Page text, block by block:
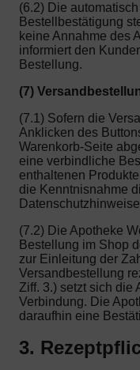
(6.2) Die
Bestellbestätigung
keine Annahme des
informiert den
Bestellung.
(7)
(7.1) Sofern die
Anklicken des
Warenkorb-Seite
eine verbindliche
enthaltenen
die Kenntnisnahme
(7.2) Die Apotheke
Bestellung im Shop
zur Einleitung der
Versandbestellung
Ziff. 3.) setzt sich die
Verbindung. Die
daraufhin eine
3.